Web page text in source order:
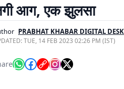
आग, एक झुलसा
PRABHAT KHABAR DIGITAL DESK
TUE, 14 FEB 2023 02:26 PM (IST)